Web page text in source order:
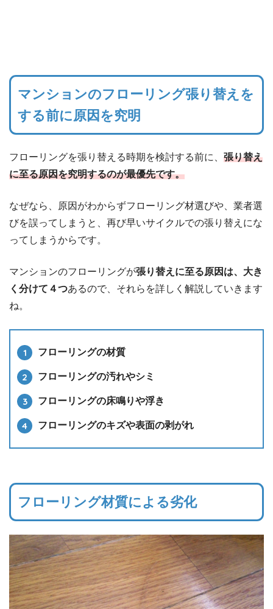
マンションのフローリング張り替えを
する前に原因を究明
フローリングを張り替える時期を検討する前に、 張り替え
に至る原因を究明するのが最優先です。
なぜなら、原因がわからずフローリング材選びや、業者選
びを誤ってしまうと、再び早いサイクルでの張り替えにな
ってしまうからです。
マンションのフローリングが張り替えに至る原因は、大き
く分けて４つあるので、それらを詳しく解説していきます
ね。
フローリングの材質
フローリングの汚れやシミ
フローリングの床鳴りや浮き
フローリングのキズや表面の剥がれ
フローリング材質による劣化